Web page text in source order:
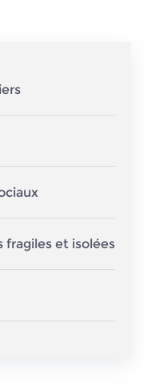
fragiles et isolées